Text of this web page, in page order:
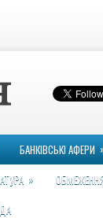
БАНКІВСЬКІ АФЕРИ
»